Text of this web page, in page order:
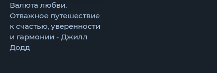
Валюта любви.
Отважное путешествие
к счастью, уверенности
и гармонии - Джилл
Додд